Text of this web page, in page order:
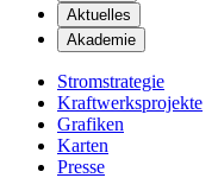
Aktuelles
Akademie
Stromstrategie
Kraftwerksprojekte
Grafiken
Karten
Presse